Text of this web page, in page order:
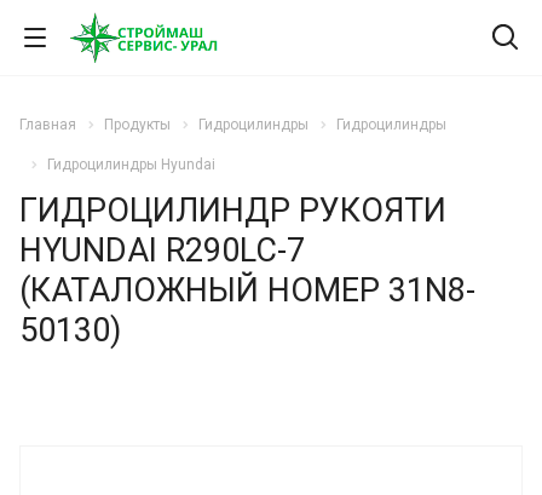
Главная Продукты Гидроцилиндры Гидроцилиндры
Гидроцилиндры Hyundai
ГИДРОЦИЛИНДР РУКОЯТИ
HYUNDAI R290LC-7
(КАТАЛОЖНЫЙ НОМЕР 31N8-
50130)